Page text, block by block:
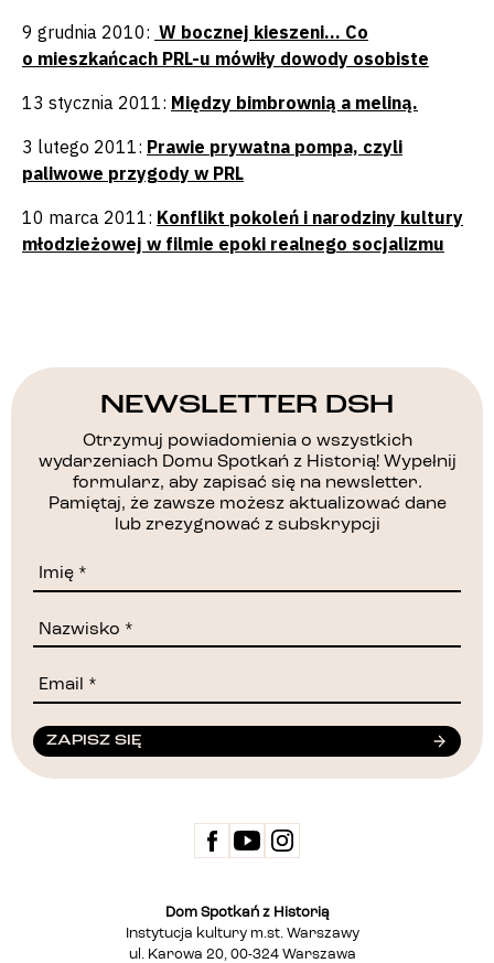
9 grudnia 2010: W bocznej kieszeni… Co
o mieszkańcach PRL-u mówiły dowody osobiste
13 stycznia 2011: Między bimbrownią a meliną.
3 lutego 2011: Prawie prywatna pompa, czyli
paliwowe przygody w PRL
10 marca 2011: Konflikt pokoleń i narodziny kultury
młodzieżowej w filmie epoki realnego socjalizmu
NEWSLETTER DSH
Otrzymuj powiadomienia o wszystkich
wydarzeniach Domu Spotkań z Historią! Wypełnij
formularz, aby zapisać się na newsletter.
Pamiętaj, że zawsze możesz aktualizować dane
lub zrezygnować z subskrypcji
ZAPISZ SIĘ
Dom Spotkań z Historią
Instytucja kultury m.st. Warszawy
ul. Karowa 20, 00-324 Warszawa